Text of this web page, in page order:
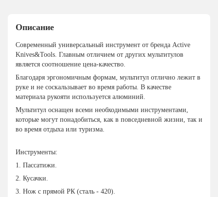
Описание
Современный универсальный инструмент от бренда Active
Knives&Tools. Главным отличием от других мультитулов
является соотношение цена-качество.
Благодаря эргономичным формам, мультитул отлично лежит в
руке и не соскальзывает во время работы. В качестве
материала рукояти используется алюминий.
Мультитул оснащен всеми необходимыми инструментами,
которые могут понадобиться, как в повседневной жизни, так и
во время отдыха или туризма.
Инструменты:
1. Пассатижи.
2. Кусачки.
3. Нож с прямой РК (сталь - 420).